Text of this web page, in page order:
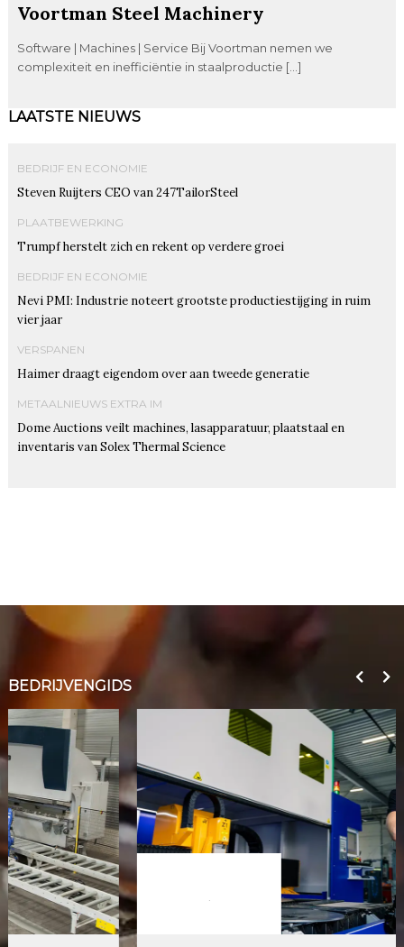
Voortman Steel Machinery
Software | Machines | Service Bij Voortman nemen we
complexiteit en inefficiëntie in staalproductie […]
LAATSTE NIEUWS
BEDRIJF EN ECONOMIE
Steven Ruijters CEO van 247TailorSteel
PLAATBEWERKING
Trumpf herstelt zich en rekent op verdere groei
BEDRIJF EN ECONOMIE
Nevi PMI: Industrie noteert grootste productiestijging in ruim
vier jaar
VERSPANEN
Haimer draagt eigendom over aan tweede generatie
METAALNIEUWS EXTRA IM
Dome Auctions veilt machines, lasapparatuur, plaatstaal en
inventaris van Solex Thermal Science
BEDRIJVENGIDS